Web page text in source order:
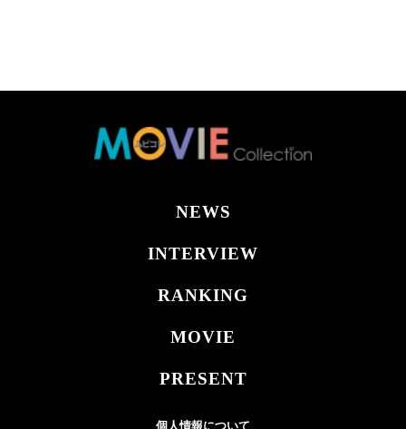
NEWS
INTERVIEW
RANKING
MOVIE
PRESENT
個人情報について